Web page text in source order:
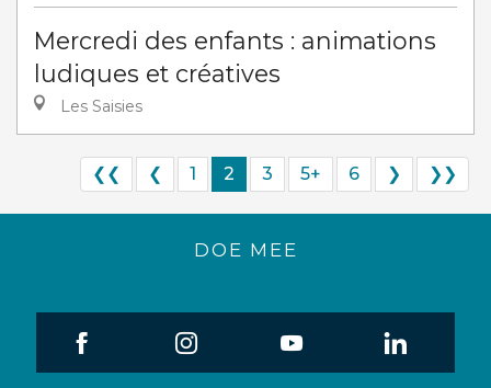
Mercredi des enfants : animations
ludiques et créatives
Les Saisies
❮❮ ❮ 1 2 3 5+ 6 ❯ ❯❯
DOE MEE